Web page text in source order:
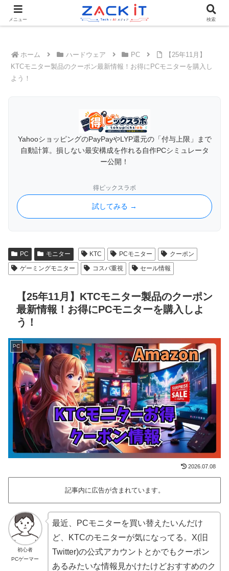
Tech×AIメディア『ZACK IT - 未来をもっと身近に』
ホーム ハードウェア PC
【25年11月】
KTCモニター製品のクーポン最新情報！お得にPCモニターを購入し
よう！
YahooショッピングのPayPayやLYP還元の「付与上限」まで
自動計算。損しない最安構成を作れる自作PCシミュレータ
ー公開！
得ピックスラボ
試してみる →
PC モニター KTC PCモニター
クーポン
ゲーミングモニター
コスパ重視 セール情報
【25年11月】KTCモニター製品のクーポン
最新情報！お得にPCモニターを購入しよ
う！
PC
2026.07.08
記事内に広告が含まれています。
初心者
PCゲーマー
最近、PCモニターを買い替えたいんだけ
ど、KTCのモニターが気になってる。X(旧
Twitter)の公式アカウントとかでもクーポン
あるみたいな情報見かけたけどおすすめのク
メニュー 検索